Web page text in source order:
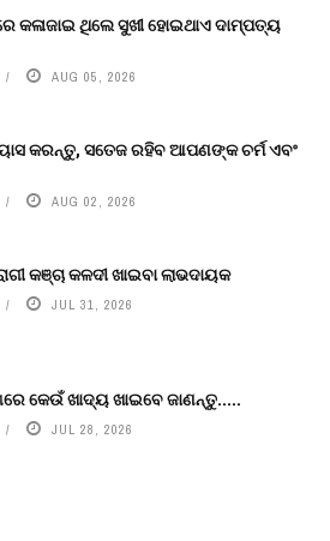
କଳାଜାଇ ଥିଲେ ସୁଖୀ ହୋଇଥାଏ ଦାମ୍ପତ୍ୟ
AUG 05, 2026
କରନ୍ତୁ, ସତେଜ ରହିବ ଆପଣଙ୍କ ଚର୍ମ ଏବଂ
AUG 02, 2026
କଞ୍ଚା କଳଦୀ ଖାଇବା ଲାଭଦାୟକ
JUL 31, 2026
କେଉଁ ଖାଦ୍ୟ ଖାଇବେ ଜାଣନ୍ତୁ.....
JUL 28, 2026